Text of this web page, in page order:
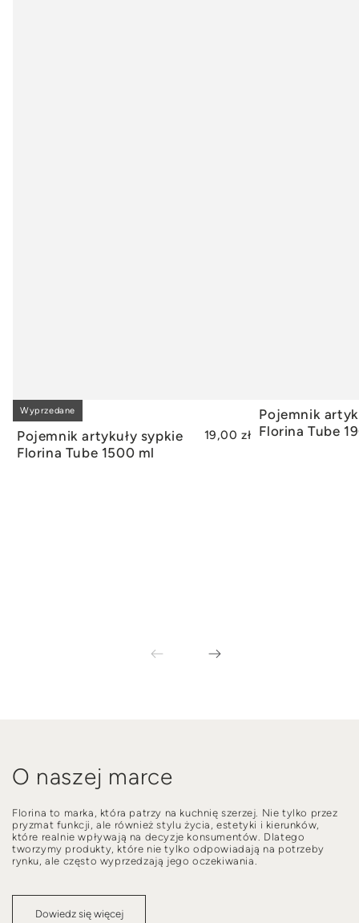
Wyprzedane
Pojemnik artykuły sypkie
Florina Tube 1500 ml
19,00 zł
Pojemnik
Florina Tube
O naszej marce
Florina to marka, która patrzy na kuchnię szerzej. Nie tylko przez
pryzmat funkcji, ale również stylu życia, estetyki i kierunków,
które realnie wpływają na decyzje konsumentów. Dlatego
tworzymy produkty, które nie tylko odpowiadają na potrzeby
rynku, ale często wyprzedzają jego oczekiwania.
Dowiedz się więcej